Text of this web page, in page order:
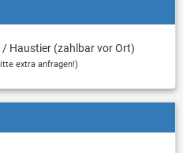
Haustier (zahlbar vor Ort)
extra anfragen!)